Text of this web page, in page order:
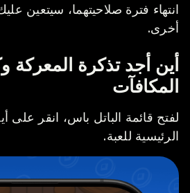
انتهاء فترة صلاحيتهما، سيتعين
أخرى.
أين أجد تذكرة المعركة
المكافآت
لفتح قائمة الباتل باس، انقر على
الرئيسية للعبة.